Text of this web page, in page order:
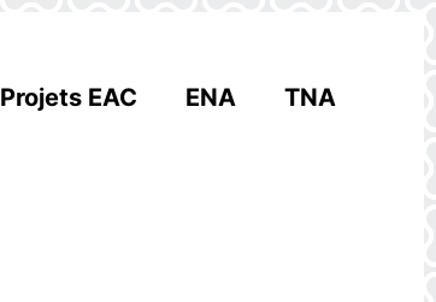
Projets EAC ENA TNA